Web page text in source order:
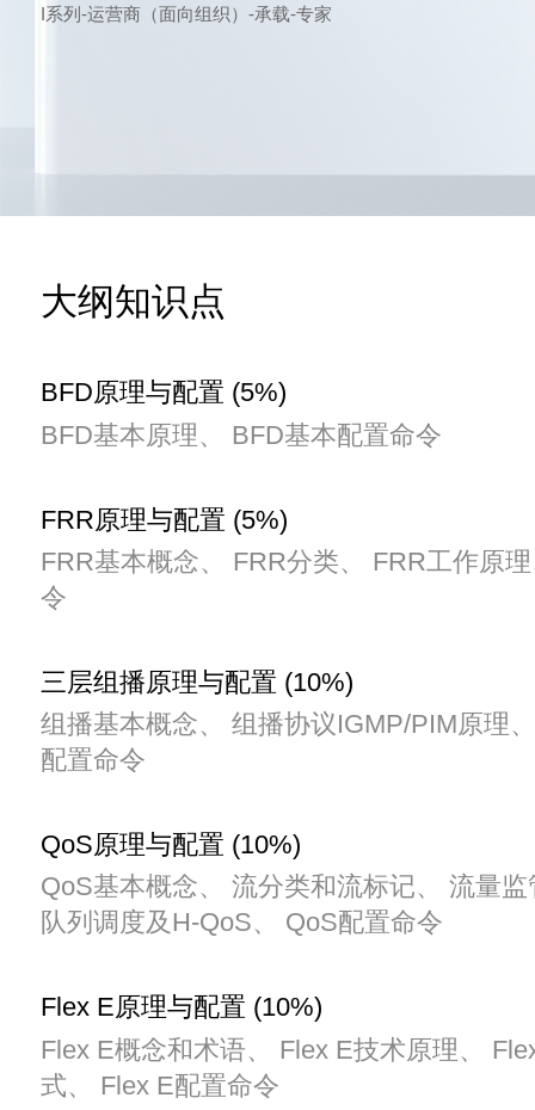
I系列-运营商（面向组织）-承载-专家
大纲知识点
BFD原理与配置 (5%)
BFD基本原理、 BFD基本配置命令
FRR原理与配置 (5%)
FRR基本概念、 FRR分类、 FRR工作原
令
三层组播原理与配置 (10%)
组播基本概念、 组播协议IGMP/PIM原理
配置命令
QoS原理与配置 (10%)
QoS基本概念、 流分类和流标记、 流量
队列调度及H-QoS、 QoS配置命令
Flex E原理与配置 (10%)
Flex E概念和术语、 Flex E技术原理、
式、 Flex E配置命令